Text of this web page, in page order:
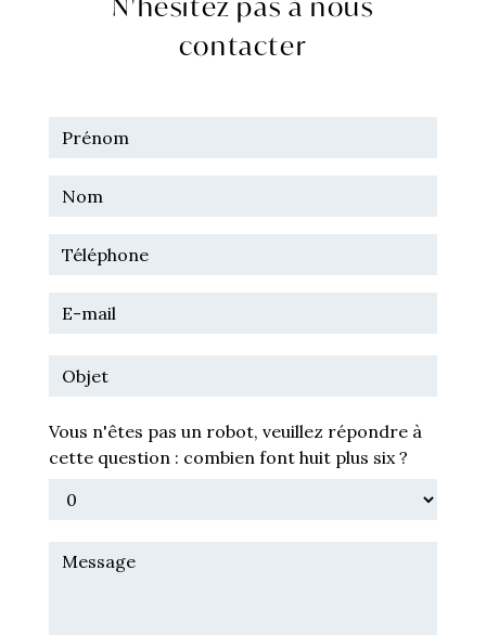
contacter
Vous n'êtes pas un robot, veuillez répondre à
cette question : combien font huit plus six ?